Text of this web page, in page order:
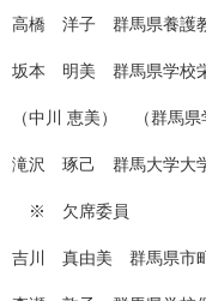
高橋 洋子 群馬県養護
坂本 明美 群馬県学校
（中川 恵美） （群馬
滝沢 琢己 群馬大学大
※ 欠席委員
吉川 真由美 群馬県市町